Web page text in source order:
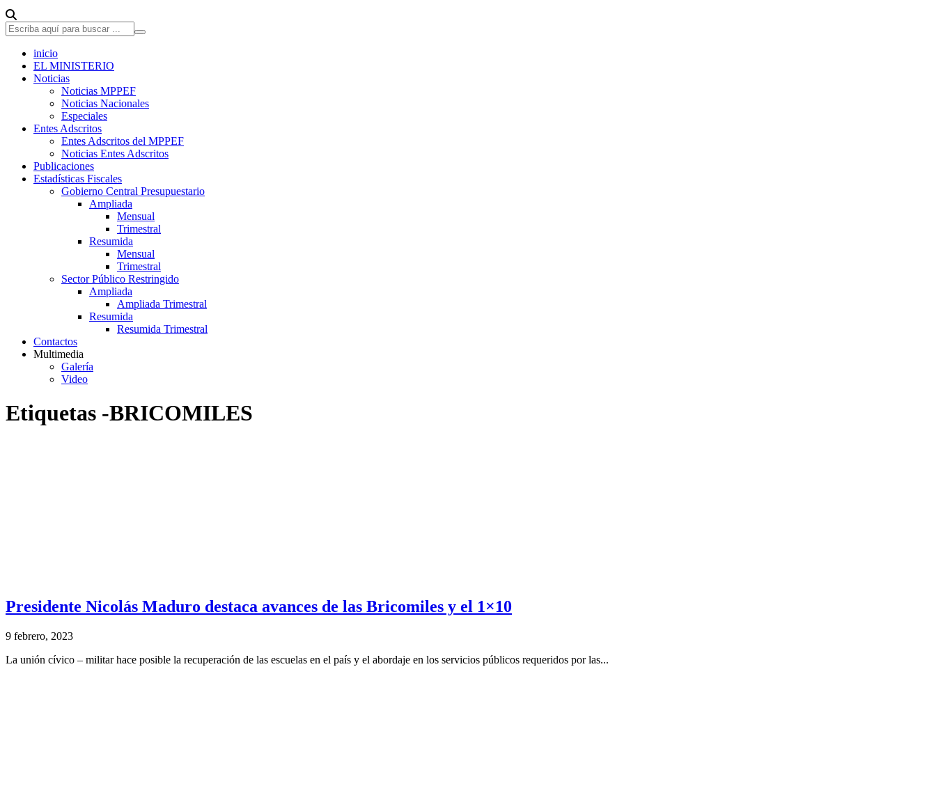
inicio
EL MINISTERIO
Noticias
Noticias MPPEF
Noticias Nacionales
Especiales
Entes Adscritos
Entes Adscritos del MPPEF
Noticias Entes Adscritos
Publicaciones
Estadísticas Fiscales
Gobierno Central Presupuestario
Ampliada
Mensual
Trimestral
Resumida
Mensual
Trimestral
Sector Público Restringido
Ampliada
Ampliada Trimestral
Resumida
Resumida Trimestral
Contactos
Multimedia
Galería
Video
Etiquetas -BRICOMILES
Presidente Nicolás Maduro destaca avances de las Bricomiles y el 1×10
9 febrero, 2023
La unión cívico – militar hace posible la recuperación de las escuelas en el país y el abordaje en los servicios públicos requeridos por las...